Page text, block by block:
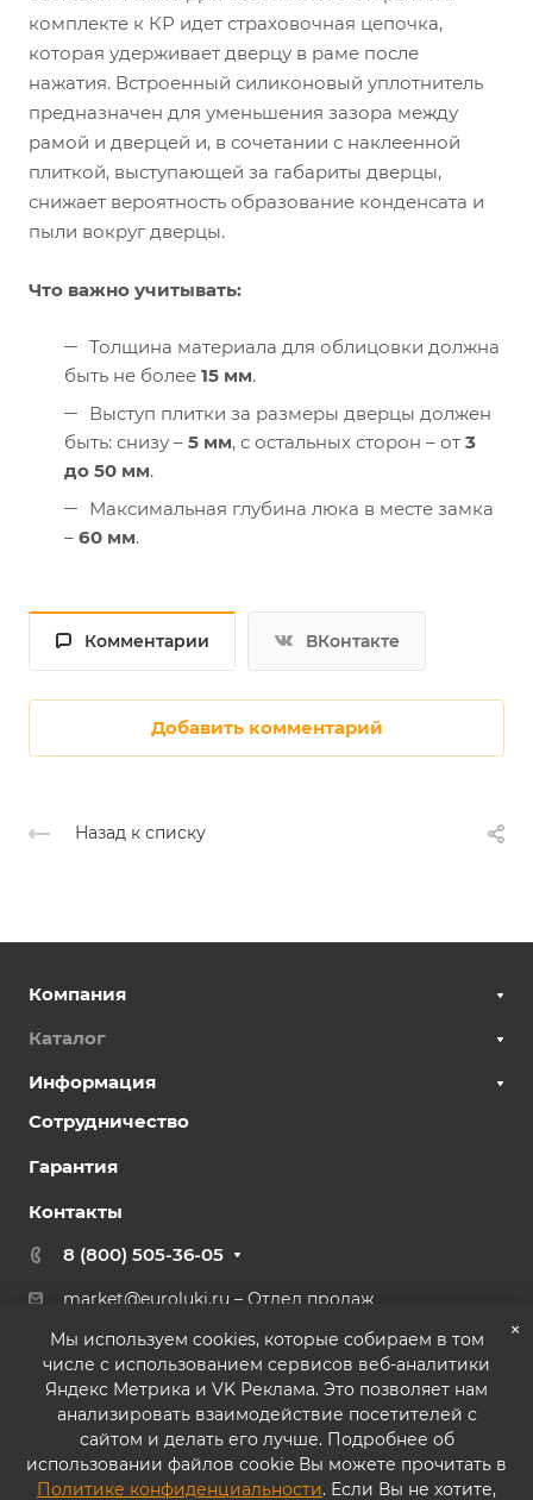
комплекте к КР идет страховочная цепочка,
которая удерживает дверцу в раме после
нажатия. Встроенный силиконовый уплотнитель
предназначен для уменьшения зазора между
рамой и дверцей и, в сочетании с наклеенной
плиткой, выступающей за габариты дверцы,
снижает вероятность образование конденсата и
пыли вокруг дверцы.
Что важно учитывать:
Толщина материала для облицовки должна
быть не более 15 мм.
Выступ плитки за размеры дверцы должен
быть: снизу – 5 мм, с остальных сторон – от 3
до 50 мм.
Максимальная глубина люка в месте замка
– 60 мм.
Комментарии ВКонтакте
Добавить комментарий
Назад к списку
Компания
Каталог
Информация
Сотрудничество
Гарантия
Контакты
8 (800) 505-36-05
market@euroluki.ru – Отдел продаж
г. Москва, ул. Генерала Белова, 43 к2, офис 27
×
Мы используем cookies, которые собираем в том
числе с использованием сервисов веб-аналитики
Яндекс Метрика и VK Реклама. Это позволяет нам
анализировать взаимодействие посетителей с
сайтом и делать его лучше. Подробнее об
использовании файлов cookie Вы можете прочитать в
Политике конфиденциальности. Если Вы не хотите,